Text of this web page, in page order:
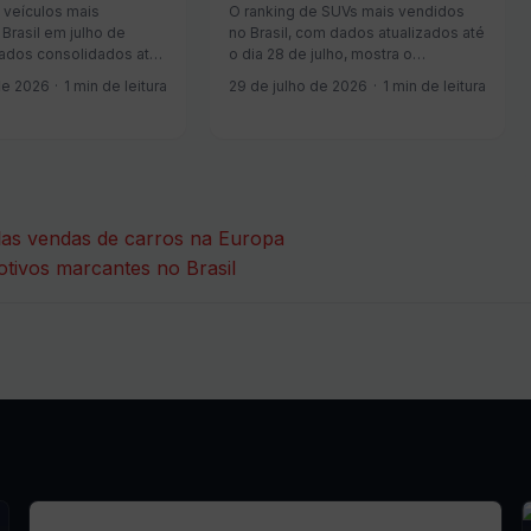
veículos mais
em julho de
consolidados até
e assume a
2026 1 min de leitura
O ranking de SUVs mais vendidos
no Brasil, com dados atualizados até
o dia 28 de julho, mostra o
8.409 unidades vendidas no
29 de julho de 2026 1 min de leitura
vendas de carros na Europa
marcantes no Brasil